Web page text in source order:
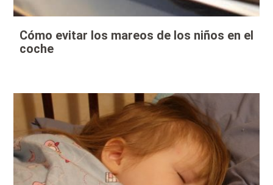
Cómo evitar los mareos de los niños en el
coche